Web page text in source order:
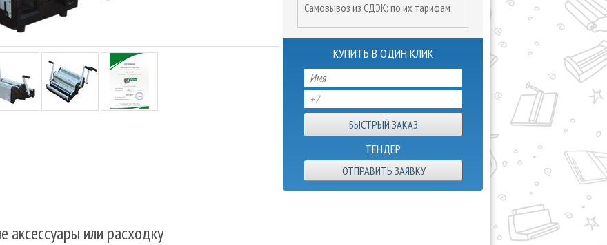
Самовывоз из СДЭК: по их тарифам
КУПИТЬ В ОДИН КЛИК
ТЕНДЕР
ОТПРАВИТЬ ЗАЯВКУ
аксессуары или расходку